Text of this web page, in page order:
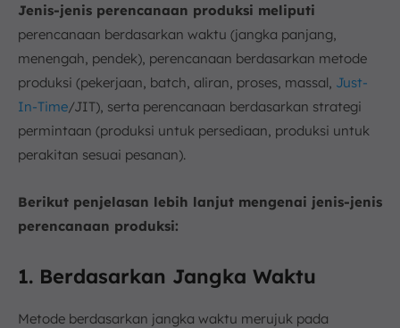
Jenis-jenis perencanaan produksi meliputi
perencanaan berdasarkan waktu (jangka panjang,
menengah, pendek), perencanaan berdasarkan metode
produksi (pekerjaan, batch, aliran, proses, massal, Just-
In-Time/JIT), serta perencanaan berdasarkan strategi
permintaan (produksi untuk persediaan, produksi untuk
perakitan sesuai pesanan).
Berikut penjelasan lebih lanjut mengenai jenis-jenis
perencanaan produksi:
1. Berdasarkan Jangka Waktu
Metode berdasarkan jangka waktu merujuk pada